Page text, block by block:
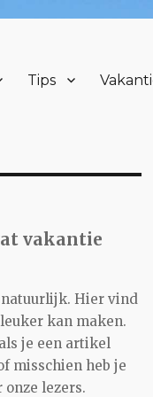
Tips
vakantie
Hier vind
kan maken.
je een artikel
misschien heb je
lezers.